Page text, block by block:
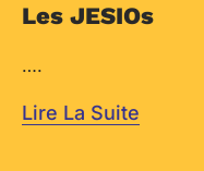
Les JESIOs
….
Lire La Suite